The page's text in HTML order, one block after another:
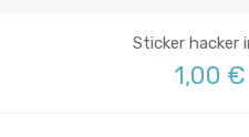
Sticker hacker
1,00 €